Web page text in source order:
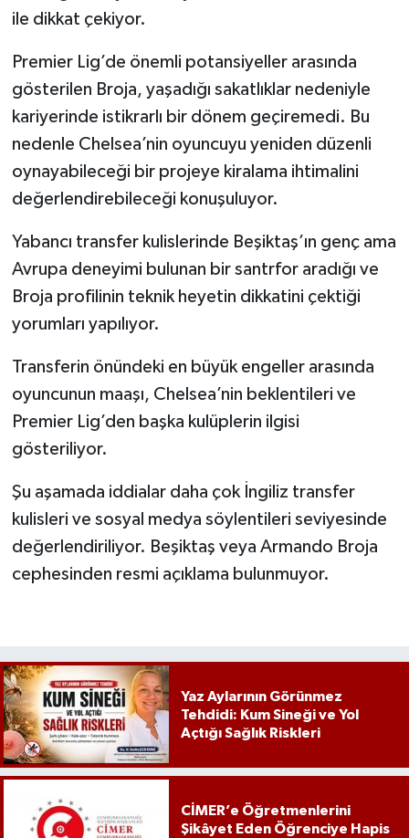
ile dikkat çekiyor.
Premier Lig’de önemli potansiyeller arasında
gösterilen Broja, yaşadığı sakatlıklar nedeniyle
kariyerinde istikrarlı bir dönem geçiremedi. Bu
nedenle Chelsea’nin oyuncuyu yeniden düzenli
oynayabileceği bir projeye kiralama ihtimalini
değerlendirebileceği konuşuluyor.
Yabancı transfer kulislerinde Beşiktaş’ın genç ama
Avrupa deneyimi bulunan bir santrfor aradığı ve
Broja profilinin teknik heyetin dikkatini çektiği
yorumları yapılıyor.
Transferin önündeki en büyük engeller arasında
oyuncunun maaşı, Chelsea’nin beklentileri ve
Premier Lig’den başka kulüplerin ilgisi
gösteriliyor.
Şu aşamada iddialar daha çok İngiliz transfer
kulisleri ve sosyal medya söylentileri seviyesinde
değerlendiriliyor. Beşiktaş veya Armando Broja
cephesinden resmi açıklama bulunmuyor.
Yaz Aylarının Görünmez
Tehdidi: Kum Sineği ve Yol
Açtığı Sağlık Riskleri
CİMER’e Öğretmenlerini
Şikâyet Eden Öğrenciye Hapis